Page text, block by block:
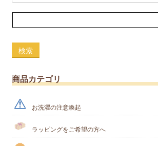
検索
商品カテゴリ
お洗濯の注意喚起
ラッピングをご希望の方へ